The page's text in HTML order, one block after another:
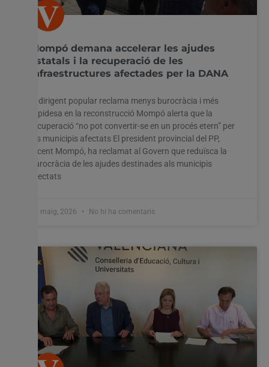
Mompó demana accelerar les ajudes
estatals i la recuperació de les
infraestructures afectades per la DANA
El dirigent popular reclama menys burocràcia i més
rapidesa en la reconstrucció Mompó alerta que la
recuperació “no pot convertir-se en un procés etern” per
als municipis afectats El president provincial del PP,
Vicent Mompó, ha reclamat al Govern que reduïsca la
burocràcia de les ajudes destinades als municipis
afectats
26 maig, 2026 No hi ha comentaris